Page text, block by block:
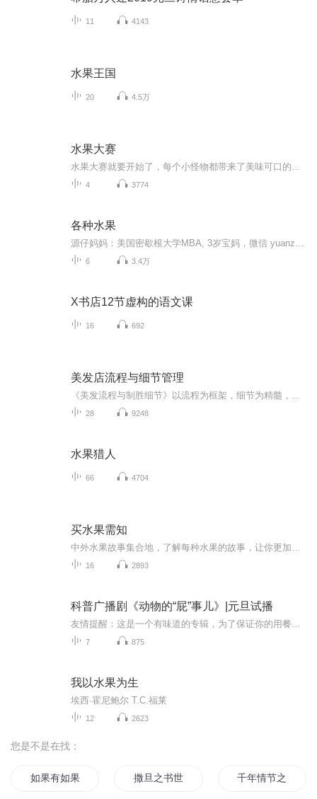
11 4143
水果王国
20 4.5万
水果大赛
4 3774
各种水果
6 3.4万
X书店12节虚构的语文课
16 692
美发店流程与细节管理
28 9248
水果猎人
66 4704
买水果需知
16 2893
科普广播剧《动物的“屁”事儿》|元旦试播
7 875
我以水果为生
埃西·霍尼鲍尔 T.C.福莱
12 2623
您是不是在找：
如果有如果 撒旦之书世界末日 千年情节之三生